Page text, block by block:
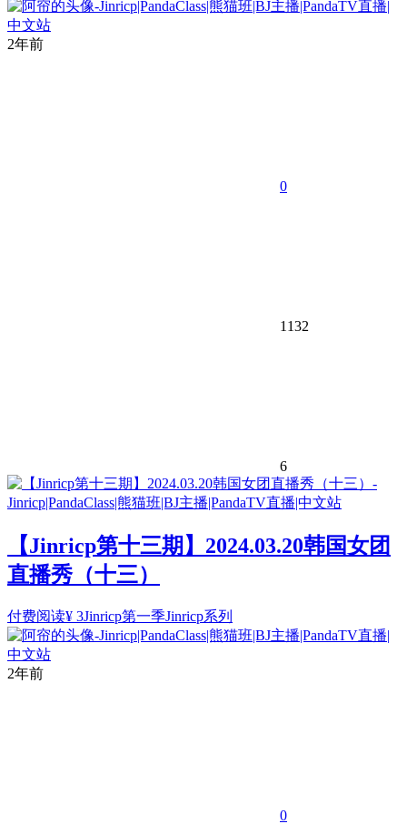
2年前
0
1132
6
【Jinricp第十三期】2024.03.20韩国女团
直播秀（十三）
付费阅读¥ 3Jinricp第一季Jinricp系列
2年前
0